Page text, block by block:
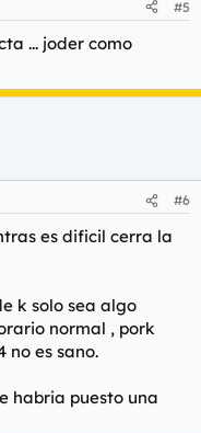
#5
... joder como
#6
es dificil cerra la
k solo sea algo
normal , pork
no es sano.
habria puesto una